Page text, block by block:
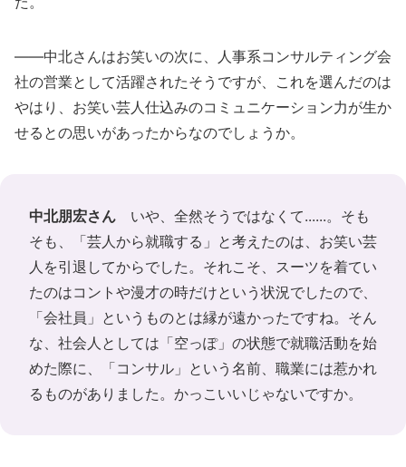
――中北さんはお笑いの次に、人事系コンサルティング会
社の営業として活躍されたそうですが、これを選んだのは
やはり、お笑い芸人仕込みのコミュニケーション力が生か
せるとの思いがあったからなのでしょうか。
中北朋宏さん いや、全然そうではなくて......。そも
そも、「芸人から就職する」と考えたのは、お笑い芸
人を引退してからでした。それこそ、スーツを着てい
たのはコントや漫才の時だけという状況でしたので、
「会社員」というものとは縁が遠かったですね。そん
な、社会人としては「空っぽ」の状態で就職活動を始
めた際に、「コンサル」という名前、職業には惹かれ
るものがありました。かっこいいじゃないですか。